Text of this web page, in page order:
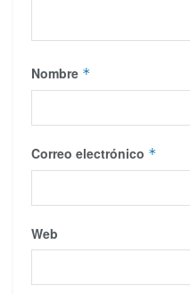
Nombre *
Correo electrónico *
Web